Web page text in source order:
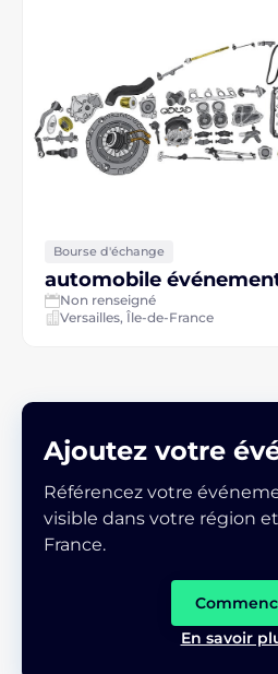
Bourse d'échange
automobile
Non renseigné
Versailles, Île-de-France
Ajoutez votre
Référencez votre
visible dans votre région
France.
En savoir